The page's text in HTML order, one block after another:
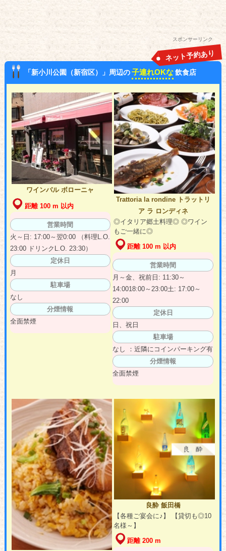
スポンサーリンク
「新小川公園（新宿区）」周辺の子連れOKな 飲食店
ネット予約あり
ワインバル ボローニャ
距離 100 m 以内
営業時間
火～日: 17:00～翌0:00 （料理L.O.
23:00 ドリンクL.O. 23:30）
定休日
月
駐車場
なし
分煙情報
全面禁煙
Trattoria la rondine トラットリ
ア ラ ロンディネ
◎イタリア郷土料理◎ ◎ワイン
もご一緒に◎
距離 100 m 以内
営業時間
月～金、祝前日: 11:30～
14:0018:00～23:00土: 17:00～
22:00
定休日
日、祝日
駐車場
なし ：近隣にコインパーキング有
分煙情報
全面禁煙
良酔 飯田橋
【各種ご宴会に♪】 【貸切も◎10
名様～】
距離 200 m